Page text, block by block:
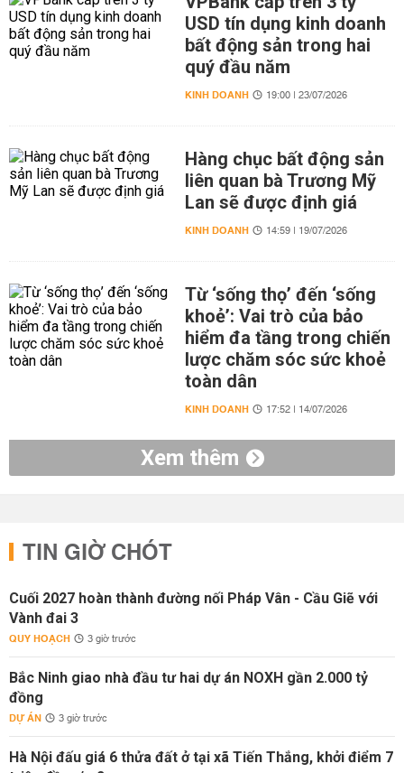
USD tín dụng kinh doanh
bất động sản trong hai
quý đầu năm
KINH DOANH 19:00 | 23/07/2026
Hàng chục bất động sản
liên quan bà Trương Mỹ
Lan sẽ được định giá
KINH DOANH 14:59 | 19/07/2026
Từ ‘sống thọ’ đến ‘sống
khoẻ’: Vai trò của bảo
hiểm đa tầng trong chiến
lược chăm sóc sức khoẻ
toàn dân
KINH DOANH 17:52 | 14/07/2026
Xem thêm
TIN GIỜ CHÓT
Cuối 2027 hoàn thành đường nối Pháp Vân - Cầu Giẽ với
Vành đai 3
QUY HOẠCH 3 giờ trước
Bắc Ninh giao nhà đầu tư hai dự án NOXH gần 2.000 tỷ
đồng
DỰ ÁN 3 giờ trước
Hà Nội đấu giá 6 thửa đất ở tại xã Tiến Thắng, khởi điểm 7